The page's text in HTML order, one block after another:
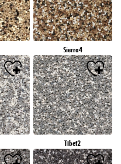
Sierra4
Tibet2